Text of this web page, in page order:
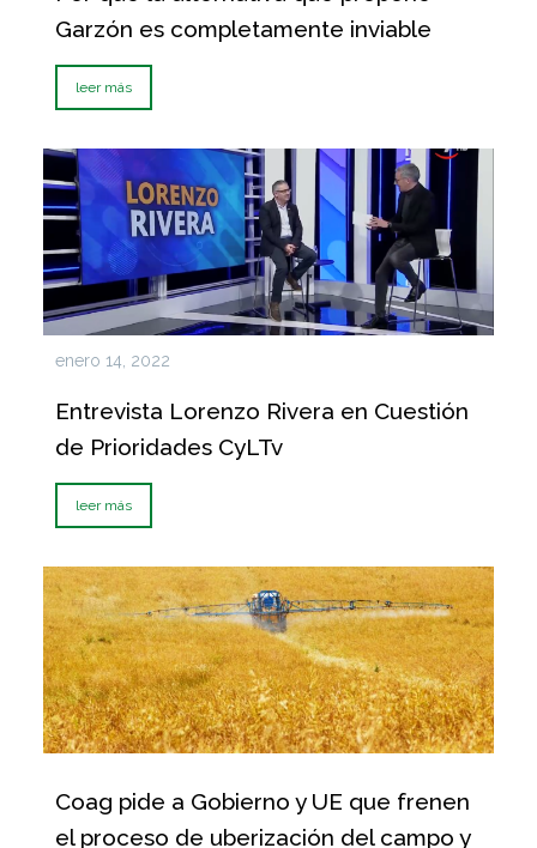
Garzón es completamente inviable
leer más
enero 14, 2022
Entrevista Lorenzo Rivera en Cuestión
de Prioridades CyLTv
leer más
Coag pide a Gobierno y UE que frenen
el proceso de uberización del campo y